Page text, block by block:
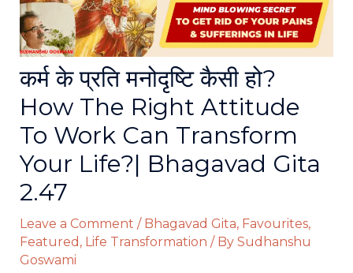
कर्म के प्रति मनोदृष्टि कैसी हो?
How The Right Attitude
To Work Can Transform
Your Life?| Bhagavad Gita
2.47
Leave a Comment / Bhagavad Gita, Favourites,
Featured , Life Transformation / By Sudhanshu
Goswami